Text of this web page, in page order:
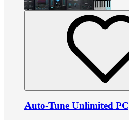
Auto-Tune Unlimited